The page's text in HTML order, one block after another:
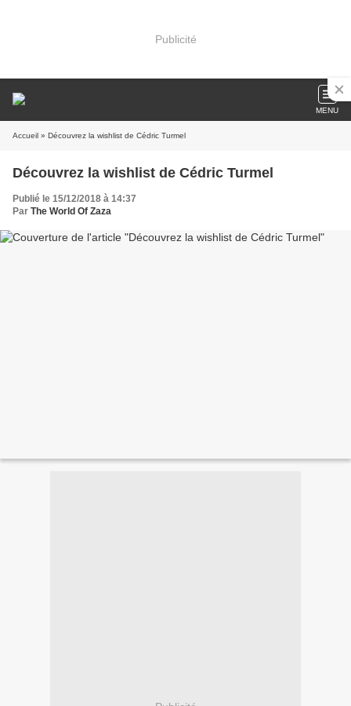
Publicité
MENU
Accueil » Découvrez la wishlist de Cédric Turmel
Découvrez la wishlist de Cédric Turmel
Publié le 15/12/2018 à 14:37
Par The World Of Zaza